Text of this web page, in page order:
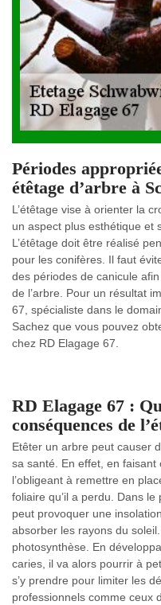
Périodes
étêtage d’arbre à
L’étêtage vise à orienter la
un aspect plus esthétique et
L’étêtage doit être réalisé
pour les conifères. Il faut
des périodes de canicule
de l’arbre. Pour un résultat
67, spécialiste dans le
Sachez que vous pouvez
chez RD Elagage 67.
RD Elagage 67 :
conséquences de
Etêter un arbre peut causer
sa santé. En effet, en faisant
l’obligeant à remettre en
foliaire qu’il a perdu. Dans le
peut provoquer une
absorber les rayons du
photosynthèse. En
caries, il va alors pourrir à
s’y prendre pour limiter les
professionnels comme ceux